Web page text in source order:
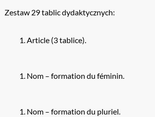
Zestaw 29 tablic dydaktycznych:
Article (3 tablice).
Nom – formation du féminin.
Nom – formation du pluriel.